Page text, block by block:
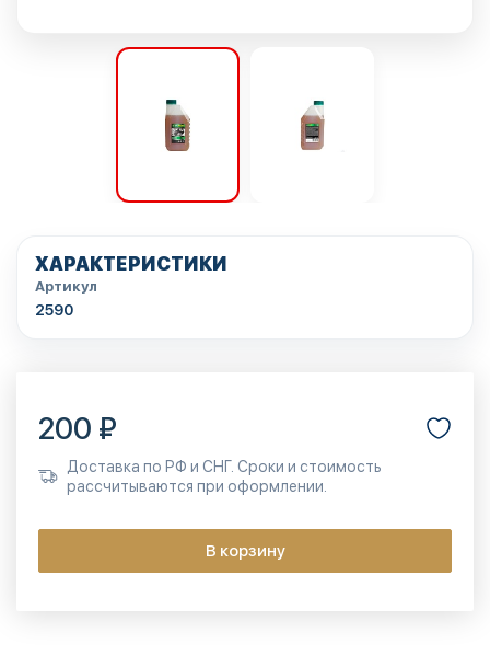
ХАРАКТЕРИСТИКИ
Артикул
2590
200 ₽
Доставка по РФ и СНГ. Сроки и стоимость
рассчитываются при оформлении.
В корзину